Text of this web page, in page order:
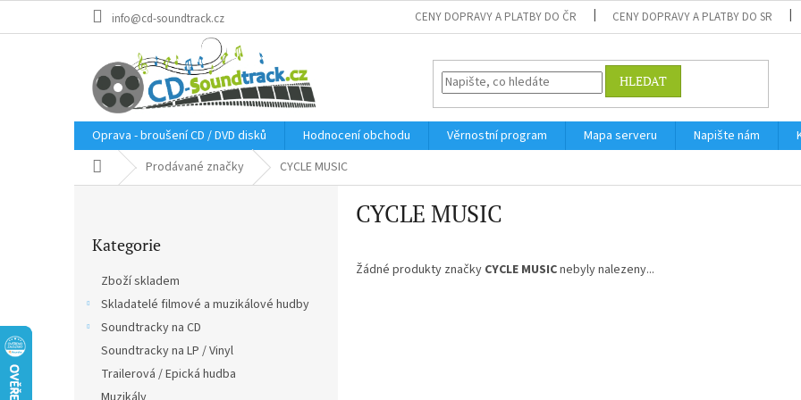
info@cd-soundtrack.cz CENY DOPRAVY A PLATBY DO ČR CENY DOPRAVY A PLATBY DO SR
HLEDAT
Oprava - broušení CD / DVD disků Hodnocení obchodu Věrnostní program Mapa serveru Napište nám
Domů Prodávané značky CYCLE MUSIC
kategorie
Kategorie
Zboží skladem
Skladatelé filmové a muzikálové hudby
Soundtracky na CD
Soundtracky na LP / Vinyl
Trailerová / Epická hudba
CYCLE MUSIC
Žádné produkty značky CYCLE MUSICnebyly nalezeny...